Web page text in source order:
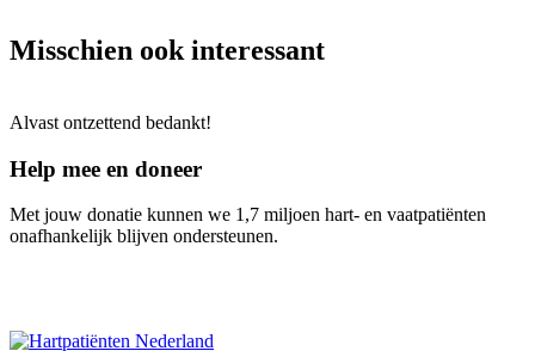
Misschien ook interessant
Alvast ontzettend bedankt!
Help mee en doneer
Met jouw donatie kunnen we 1,7 miljoen hart- en vaatpatiënten
onafhankelijk blijven ondersteunen.